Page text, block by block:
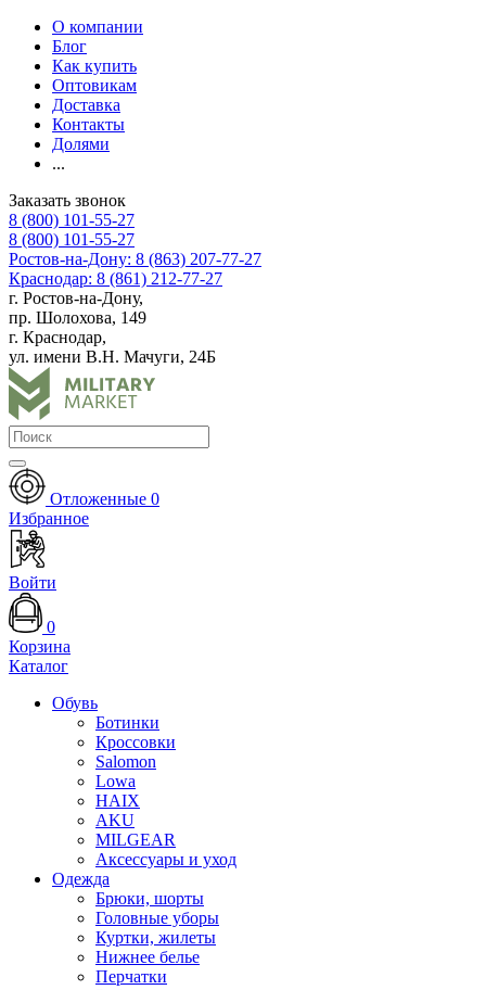
О компании
Блог
Как купить
Оптовикам
Доставка
Контакты
Долями
...
Заказать звонок
8 (800) 101-55-27
8 (800) 101-55-27
Ростов-на-Дону: 8 (863) 207-77-27
Краснодар: 8 (861) 212-77-27
г. Ростов-на-Дону,
пр. Шолохова, 149
г. Краснодар,
ул. имени В.Н. Мачуги, 24Б
Отложенные 0
Избранное
Войти
0
Корзина
Каталог
Обувь
Ботинки
Кроссовки
Salomon
Lowa
HAIX
AKU
MILGEAR
Аксессуары и уход
Одежда
Брюки, шорты
Головные уборы
Куртки, жилеты
Нижнее белье
Перчатки